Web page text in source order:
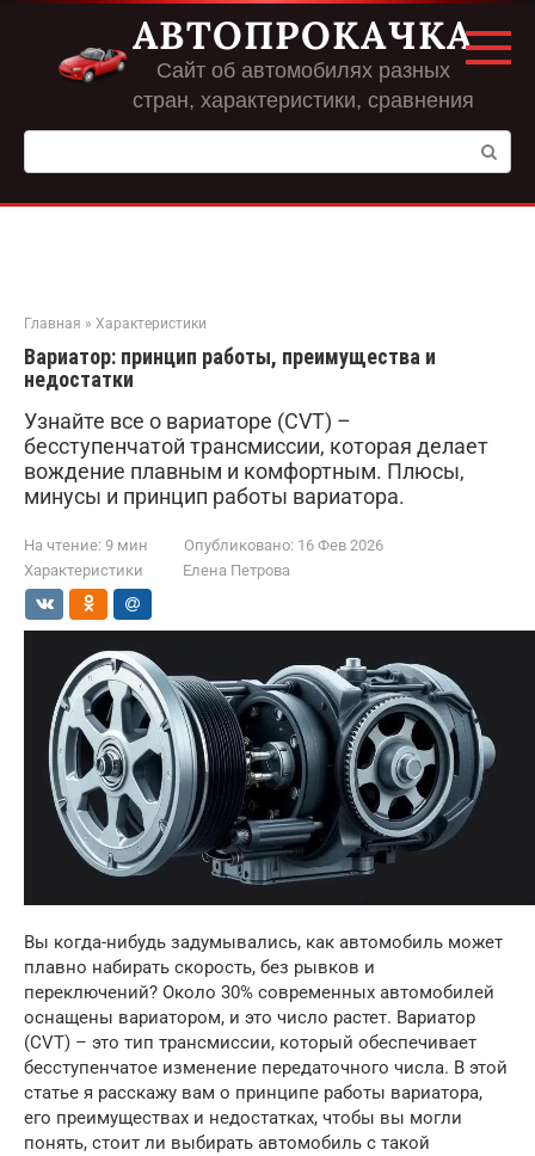
Перейти
контенту
АВТОПРОКАЧКА
Сайт об автомобилях разных
стран, характеристики, сравнения
Поиск:
Главная » Характеристики
Вариатор: принцип работы, преимущества и
недостатки
Узнайте все о вариаторе (CVT) –
бесступенчатой трансмиссии, которая делает
вождение плавным и комфортным. Плюсы,
минусы и принцип работы вариатора.
На чтение: 9 мин Опубликовано: 16 Фев 2026
Характеристики
Елена Петрова
Вы когда-нибудь задумывались, как автомобиль может
плавно набирать скорость, без рывков и
переключений? Около 30% современных автомобилей
оснащены вариатором, и это число растет. Вариатор
(CVT) – это тип трансмиссии, который обеспечивает
бесступенчатое изменение передаточного числа. В этой
статье я расскажу вам о принципе работы вариатора,
его преимуществах и недостатках, чтобы вы могли
понять, стоит ли выбирать автомобиль с такой